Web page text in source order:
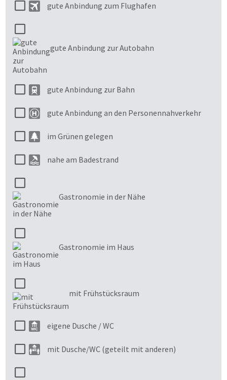
gute Anbindung zum Flughafen
gute Anbindung zur Autobahn
gute Anbindung zur Bahn
gute Anbindung an den Personennahverkehr
im Grünen gelegen
nahe am Badestrand
Gastronomie in der Nähe
Gastronomie im Haus
mit Frühstücksraum
eigene Dusche / WC
mit Dusche/WC (geteilt mit anderen)